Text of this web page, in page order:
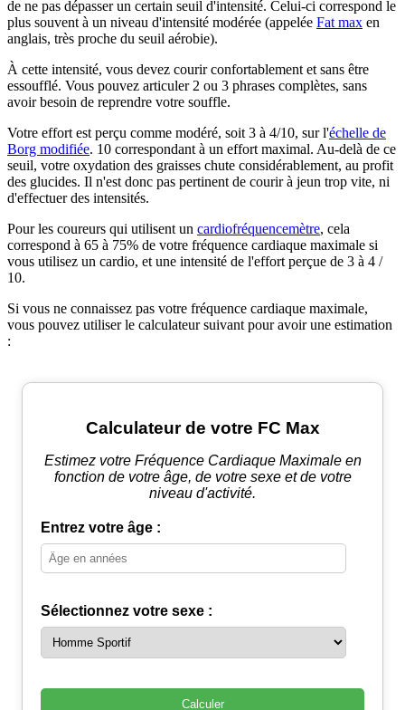
de ne pas dépasser un certain seuil d'intensité. Celui-ci correspond le
plus souvent à un niveau d'intensité modérée (appelée Fat max en
anglais, très proche du seuil aérobie).
À cette intensité, vous devez courir confortablement et sans être
essoufflé. Vous pouvez articuler 2 ou 3 phrases complètes, sans
avoir besoin de reprendre votre souffle.
Votre effort est perçu comme modéré, soit 3 à 4/10, sur l'échelle de
Borg modifiée. 10 correspondant à un effort maximal. Au-delà de ce
seuil, votre oxydation des graisses chute considérablement, au profit
des glucides. Il n'est donc pas pertinent de courir à jeun trop vite, ni
d'effectuer des intensités.
Pour les coureurs qui utilisent un cardiofréquencemètre, cela
correspond à 65 à 75% de votre fréquence cardiaque maximale si
vous utilisez un cardio, et une intensité de l'effort perçue de 3 à 4 /
10.
Si vous ne connaissez pas votre fréquence cardiaque maximale,
vous pouvez utiliser le calculateur suivant pour avoir une estimation
:
Calculateur de votre FC Max
Estimez votre Fréquence Cardiaque Maximale en
fonction de votre âge, de votre sexe et de votre
niveau d'activité.
Entrez votre âge :
Sélectionnez votre sexe :
Calculer